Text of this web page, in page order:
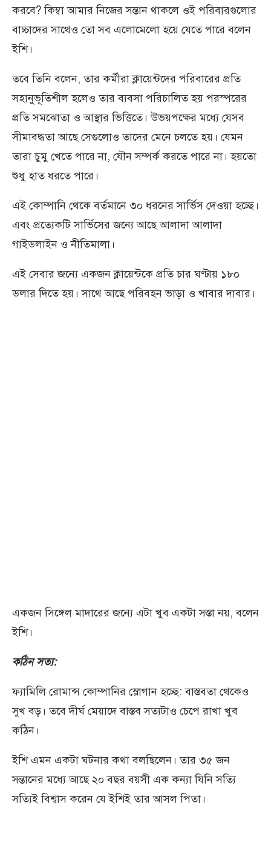
করবে? কিম্বা আমার নিজের সন্তান থাকলে ওই পরিবারগুলোর
বাচ্চাদের সাথেও তো সব এলোমেলো হয়ে যেতে পারে বলেন
ইশি।
তবে তিনি বলেন, তার কর্মীরা ক্লায়েন্টদের পরিবারের প্রতি
সহানুভূতিশীল হলেও তার ব্যবসা পরিচালিত হয় পরস্পরের
প্রতি সমঝোতা ও আস্থার ভিত্তিতে। উভয়পক্ষের মধ্যে যেসব
সীমাবদ্ধতা আছে সেগুলোও তাদের মেনে চলতে হয়। যেমন
তারা চুমু খেতে পারে না, যৌন সম্পর্ক করতে পারে না। হয়তো
শুধু হাত ধরতে পারে।
এই কোম্পানি থেকে বর্তমানে ৩০ ধরনের সার্ভিস দেওয়া হচ্ছে।
এবং প্রত্যেকটি সার্ভিসের জন্যে আছে আলাদা আলাদা
গাইডলাইন ও নীতিমালা।
এই সেবার জন্যে একজন ক্লায়েন্টকে প্রতি চার ঘণ্টায় ১৮০
ডলার দিতে হয়। সাথে আছে পরিবহন ভাড়া ও খাবার দাবার।
একজন সিঙ্গেল মাদারের জন্যে এটা খুব একটা সস্তা নয়, বলেন
ইশি।
কঠিন সত্য:
ফ্যামিলি রোমান্স কোম্পানির স্লোগান হচ্ছে: বাস্তবতা থেকেও
সুখ বড়। তবে দীর্ঘ মেয়াদে বাস্তব সত্যটাও চেপে রাখা খুব
কঠিন।
ইশি এমন একটা ঘটনার কথা বলছিলেন। তার ৩৫ জন
সন্তানের মধ্যে আছে ২০ বছর বয়সী এক কন্যা যিনি সত্যি
সত্যিই বিশ্বাস করেন যে ইশিই তার আসল পিতা।